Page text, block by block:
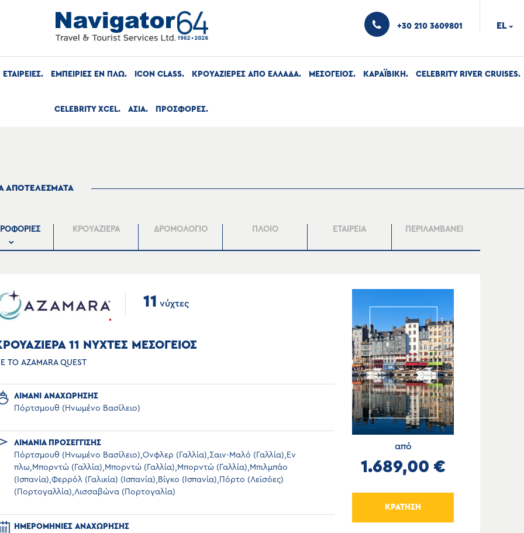
+30 210 3609801 EL ›
ΕΤΑΙΡΕΙΕΣ ΕΜΠΕΙΡΙΕΣ ΕΝ ΠΛΩ ICON CLASS ΚΡΟΥΑΖΙΕΡΕΣ ΑΠΟ ΕΛΛΑΔΑ ΜΕΣΟΓΕΙΟΣ ΚΑΡΑΪΒΙΚΗ CELEBRITY RIVER CRUISES
CELEBRITY XCEL ΑΣΙΑ ΠΡΟΣΦΟΡΕΣ
ΑΠΟΤΕΛΕΣΜΑΤΑ
ΚΡΟΥΑΖΙΕΡΑ ΔΡΟΜΟΛΟΓΙΟ ΠΛΟΙΟ ΕΤΑΙΡΕΙΑ ΠΕΡΙΛΑΜΒΑΝΕΙ
11 νύχτες
11 ΝΥΧΤΕΣ ΜΕΣΟΓΕΙΟΣ
ΤΟ AZAMARA QUEST
ΛΙΜΑΝΙ ΑΝΑΧΩΡΗΣΗΣ
Πόρτσμουθ (Ηνωμένο Βασίλειο)
ΛΙΜΑΝΙΑ ΠΡΟΣΕΓΓΙΣΗΣ
Πόρτσμουθ (Ηνωμένο Βασίλειο),Ονφλερ (Γαλλία),Σαιν-Μαλό (Γαλλία),Εν
πλω,Μπορντώ (Γαλλία),Μπορντώ (Γαλλία),Μπορντώ (Γαλλία),Μπιλμπάο
(Ισπανία),Φερρόλ (Γαλικία) (Ισπανία),Βίγκο (Ισπανία),Πόρτο (Λεϊσόες)
(Πορτογαλλία),Λισσαβώνα (Πορτογαλία)
ΗΜΕΡΟΜΗΝΙΕΣ ΑΝΑΧΩΡΗΣΗΣ
από
1.689,00 €
ΚΡΑΤΗΣΗ